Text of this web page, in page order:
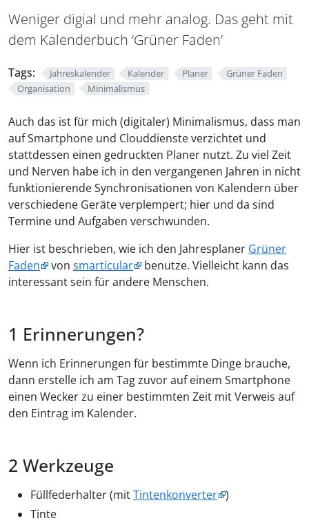
Weniger digial und mehr analog. Das geht mit
dem Kalenderbuch ‘Grüner Faden’
Tags: Jahreskalender Kalender Planer
Grüner Faden
Organisation
Minimalismus
Auch das ist für mich (digitaler) Minimalismus, dass man
auf Smartphone und Clouddienste verzichtet und
stattdessen einen gedruckten Planer nutzt. Zu viel Zeit
und Nerven habe ich in den vergangenen Jahren in nicht
funktionierende Synchronisationen von Kalendern über
verschiedene Geräte verplempert; hier und da sind
Termine und Aufgaben verschwunden.
Hier ist beschrieben, wie ich den Jahresplaner Grüner
Faden
von smarticular
benutze. Vielleicht kann das
interessant sein für andere Menschen.
Erinnerungen?
Wenn ich Erinnerungen für bestimmte Dinge brauche,
dann erstelle ich am Tag zuvor auf einem Smartphone
einen Wecker zu einer bestimmten Zeit mit Verweis auf
den Eintrag im Kalender.
Werkzeuge
Füllfederhalter (mitTintenkonverter )
Tinte